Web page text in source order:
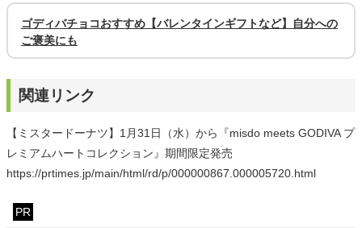
ゴディバチョコおすすめ【バレンタインギフトなど】自分への
ご褒美にも
関連リンク
【ミスタードーナツ】1月31日（水）から『misdo meets GODIVA プ
レミアムハートコレクション』期間限定発売
https://prtimes.jp/main/html/rd/p/000000867.000005720.html
PR